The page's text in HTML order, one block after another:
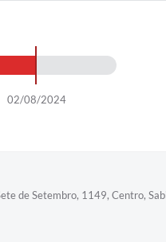
02/08/2024
de Setembro, 1149, Centro,